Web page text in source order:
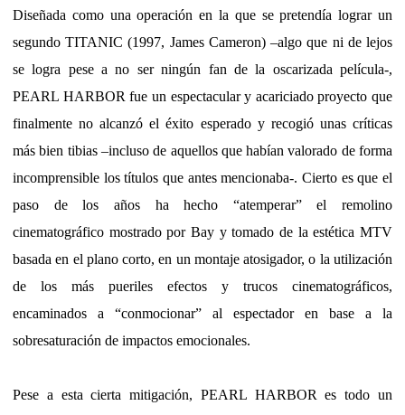
Diseñada como una operación en la que se pretendía lograr un
segundo TITANIC (1997, James Cameron) –algo que ni de lejos
se logra pese a no ser ningún fan de la oscarizada película-,
PEARL HARBOR fue un espectacular y acariciado proyecto que
finalmente no alcanzó el éxito esperado y recogió unas críticas
más bien tibias –incluso de aquellos que habían valorado de forma
incomprensible los títulos que antes mencionaba-. Cierto es que el
paso de los años ha hecho “atemperar” el remolino
cinematográfico mostrado por Bay y tomado de la estética MTV
basada en el plano corto, en un montaje atosigador, o la utilización
de los más pueriles efectos y trucos cinematográficos,
encaminados a “conmocionar” al espectador en base a la
sobresaturación de impactos emocionales.
Pese a esta cierta mitigación, PEARL HARBOR es todo un